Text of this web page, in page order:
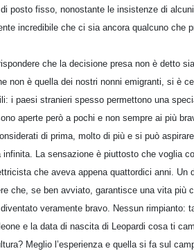
posto fisso, nonostante le insistenze di
incredibile che ci sia ancora qualcuno che
che la decisione presa non è detto
non è quella dei nostri nonni emigranti, si è
i paesi stranieri spesso permettono una
aperte però a pochi e non sempre ai più
di prima, molto di più e si può
La sensazione è piuttosto che voglia
che aveva appena quattordici anni.
che, se ben avviato, garantisce una vita più
veramente bravo. Nessun rimpianto:
e la data di nascita di Leopardi cosa ti
Meglio l’esperienza e quella si fa sul